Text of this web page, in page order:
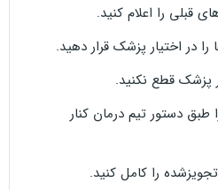
قبلی را اعلام کنید.
در اختیار پزشک قرار دهید.
پزشک قطع نکنید.
دستور تیم درمان کنار
را کامل کنید.